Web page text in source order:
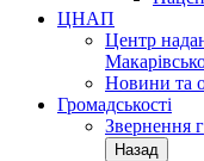
ЦНАП
Центр
Новини та
Громадськості
Звернення
Назад